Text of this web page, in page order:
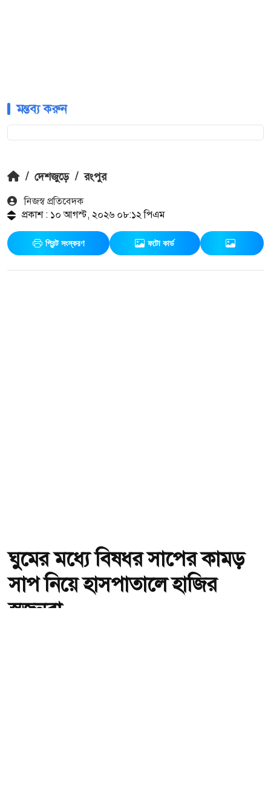
মন্তব্য করুন
/ দেশজুড়ে / রংপুর
নিজস্ব প্রতিবেদক
প্রকাশ : ১০ আগস্ট, ২০২৬ ০৮:১২ পিএম
প্রিন্ট সংস্করণ ফটো কার্ড
ঘুমের মধ্যে বিষধর সাপের কামড়
সাপ নিয়ে হাসপাতালে হাজির
স্বজনরা